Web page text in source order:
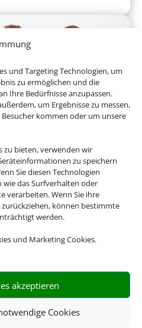
und Targeting Technologien, um
zu ermöglichen und die
Ihre Bedürfnisse anzupassen.
um Ergebnisse zu messen,
kommen oder um unsere
zu bieten, verwenden wir
zu speichern
Sie diesen Technologien
das Surfverhalten oder
verarbeiten. Wenn Sie ihre
können bestimmte
werden.
und Marketing Cookies.
akzeptieren
Cookies